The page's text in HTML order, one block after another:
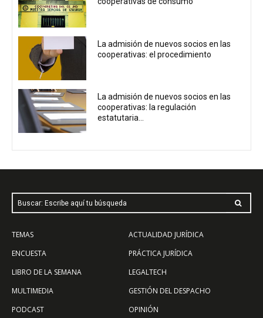
La admisión de nuevos socios en las
cooperativas: el procedimiento
La admisión de nuevos socios en las
cooperativas: la regulación
estatutaria...
Buscar: Escribe aquí tu búsqueda
TEMAS
ENCUESTA
LIBRO DE LA SEMANA
MULTIMEDIA
PODCAST
ACTUALIDAD JURÍDICA
PRÁCTICA JURÍDICA
LEGALTECH
GESTIÓN DEL DESPACHO
OPINIÓN